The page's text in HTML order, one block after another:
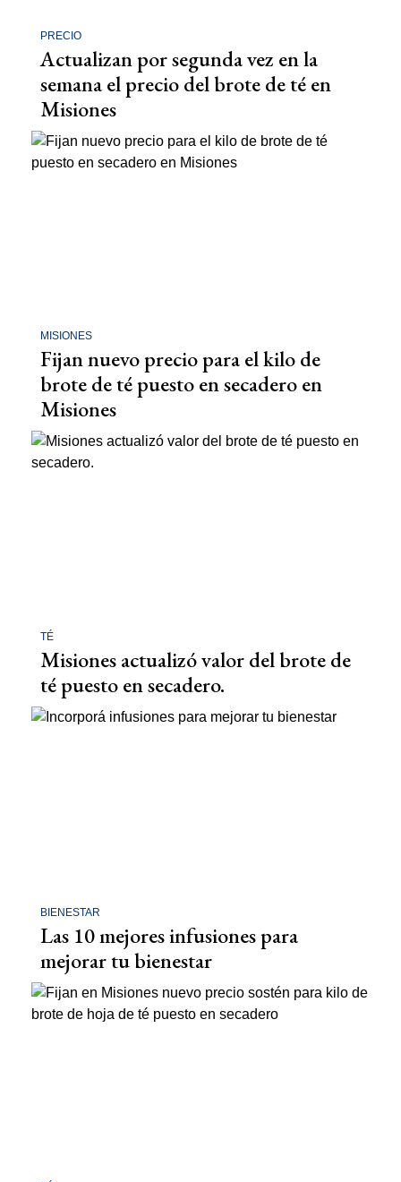
PRECIO
Actualizan por segunda vez en la
semana el precio del brote de té en
Misiones
MISIONES
Fijan nuevo precio para el kilo de
brote de té puesto en secadero en
Misiones
TÉ
Misiones actualizó valor del brote de
té puesto en secadero.
BIENESTAR
Las 10 mejores infusiones para
mejorar tu bienestar